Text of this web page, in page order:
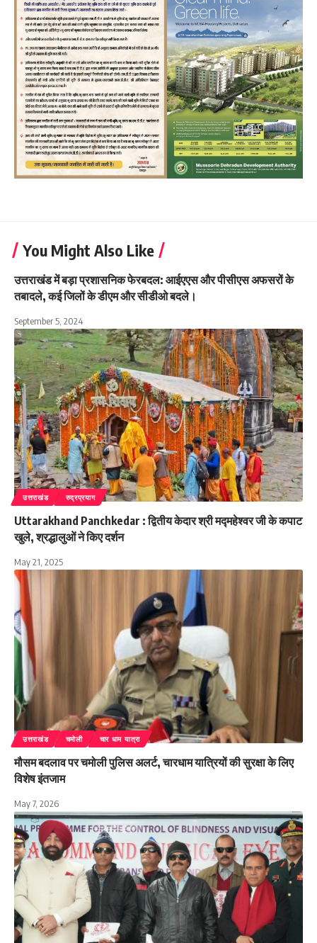
You Might Also Like
उत्तराखंड में बड़ा प्रशासनिक फेरबदल: आईएएस और पीसीएस अफसरों के
तबादले, कई जिलों के डीएम और सीडीओ बदले।
September 5, 2024
उत्तराखंड रुद्रप्रयाग
Uttarakhand Panchkedar : द्वितीय केदार श्री मद्महेश्वर जी के कपाट
खुले, श्रद्धालुओं ने किए दर्शन
May 21, 2025
उत्तराखंड चमोली चार धाम यात्रा
मौसम बदलाव पर चमोली पुलिस अलर्ट, चारधाम यात्रियों की सुरक्षा के लिए
विशेष इंतजाम
May 7, 2026